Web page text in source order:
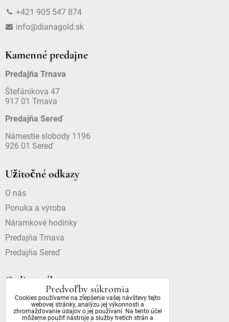
+421 905 547 874
info@dianagold.sk
Kamenné predajne
Predajňa Trnava
Štefánikova 47
917 01 Trnava
Predajňa Sereď
Námestie slobody 1196
926 01 Sereď
Užitočné odkazy
O nás
Ponuka a výroba
Náramkové hodinky
Predajňa Trnava
Predajňa Sereď
Online nákup
Doprava a platba
Dostupnosť a dôležité informácie
Predvoľby súkromia
Cookies používame na zlepšenie vašej návštevy tejto
webovej stránky, analýzu jej výkonnosti a
zhromažďovanie údajov o jej používaní. Na tento účel
môžeme použiť nástroje a služby tretích strán a